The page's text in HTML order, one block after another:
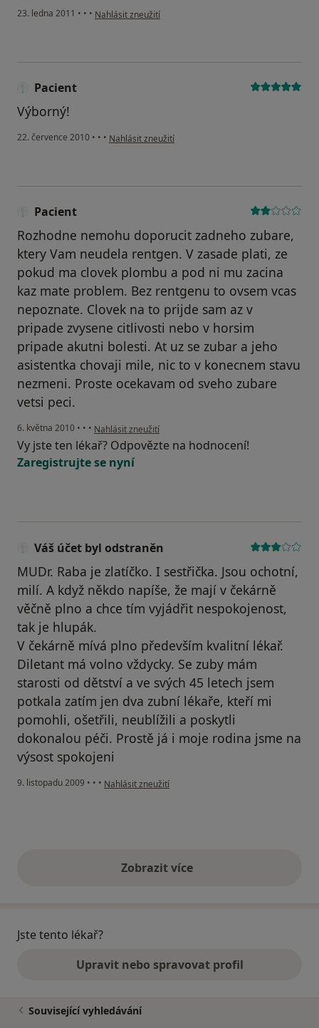
23. ledna 2011 • • • podle názoru uživatele Pacient
Nahlásit zneužití
Pacient
Výborný!
22. července 2010 • • • podle názoru uživatele Pacient
Nahlásit zneužití
Pacient
Rozhodne nemohu doporucit zadneho zubare,
ktery Vam neudela rentgen. V zasade plati, ze
pokud ma clovek plombu a pod ni mu zacina
kaz mate problem. Bez rentgenu to ovsem vcas
nepoznate. Clovek na to prijde sam az v
pripade zvysene citlivosti nebo v horsim
pripade akutni bolesti. At uz se zubar a jeho
asistentka chovaji mile, nic to v konecnem stavu
nezmeni. Proste ocekavam od sveho zubare
vetsi peci.
6. května 2010 • • • podle názoru uživatele Pacient
Nahlásit zneužití
Vy jste ten lékař? Odpovězte na hodnocení!
Zaregistrujte se nyní
Váš účet byl odstraněn
MUDr. Raba je zlatíčko. I sestřička. Jsou ochotní,
milí. A když někdo napíše, že mají v čekárně
věčně plno a chce tím vyjádřit nespokojenost,
tak je hlupák.
V čekárně mívá plno především kvalitní lékař.
Diletant má volno vždycky. Se zuby mám
starosti od dětství a ve svých 45 letech jsem
potkala zatím jen dva zubní lékaře, kteří mi
pomohli, ošetřili, neublížili a poskytli
dokonalou péči. Prostě já i moje rodina jsme na
výsost spokojeni
9. listopadu 2009 • • • podle názoru uživatele Váš účet byl odstraněn
Nahlásit zneužití
Zobrazit vícevýše uvedené názory
Jste tento lékař?
Upravit nebo spravovat profil
Související vyhledávání